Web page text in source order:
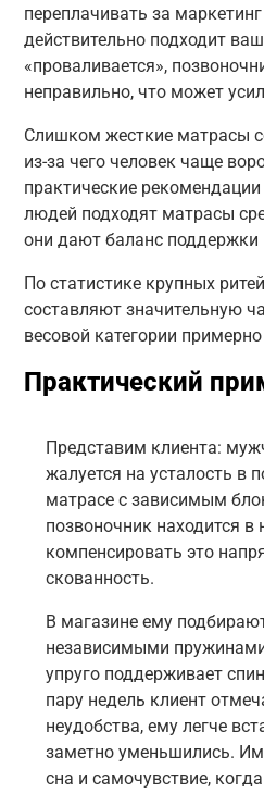
переплачивать за
действительно подходит
«проваливается»,
неправильно, что может
Слишком жесткие матрасы
из-за чего человек чаще
практические
людей подходят матрасы
они дают баланс поддержки
По статистике крупных
составляют значительную
весовой категории
Практический
Представим клиента:
жалуется на усталость в
матрасе с зависимым
позвоночник находится
компенсировать это
скованность.
В магазине ему
независимыми
упруго поддерживает
пару недель клиент
неудобства, ему легче
заметно уменьшились.
сна и самочувствие,